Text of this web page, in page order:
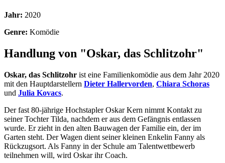
Jahr: 2020
Genre: Komödie
Handlung von "Oskar, das Schlitzohr"
Oskar, das Schlitzohr ist eine Familienkomödie aus dem Jahr 2020
mit den Hauptdarstellern Dieter Hallervorden, Chiara Schoras
und Julia Kovacs.
Der fast 80-jährige Hochstapler Oskar Kern nimmt Kontakt zu
seiner Tochter Tilda, nachdem er aus dem Gefängnis entlassen
wurde. Er zieht in den alten Bauwagen der Familie ein, der im
Garten steht. Der Wagen dient seiner kleinen Enkelin Fanny als
Rückzugsort. Als Fanny in der Schule am Talentwettbewerb
teilnehmen will, wird Oskar ihr Coach.